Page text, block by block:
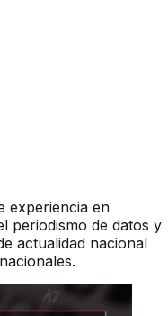
experiencia en
periodismo de datos y
actualidad nacional